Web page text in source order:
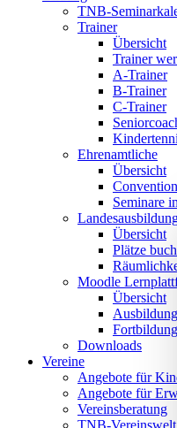
TNB-
Trainer
Übersicht
Trainer
A-Trainer
B-Trainer
C-Trainer
Ehrenamtliche
Übersicht
Convention
Seminare
Übersicht
Plätze
Moodle
Übersicht
Ausbildung
Fortbildung
Downloads
Vereine
Angebote für
Angebote für
Vereinsberatung
TNB-Vereinswelt